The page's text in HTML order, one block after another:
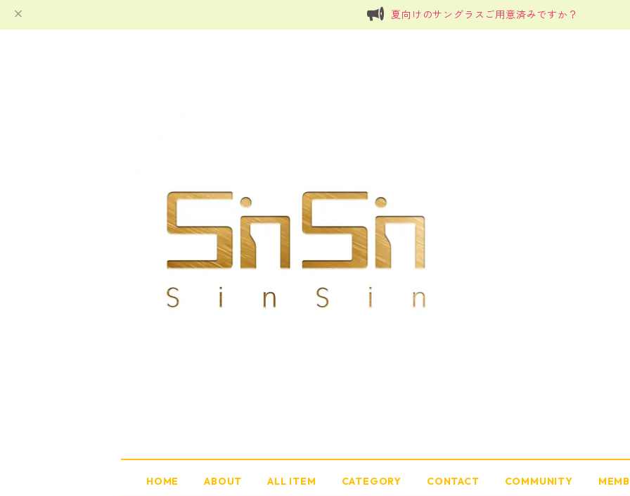
夏向けのサングラスご用意済みですか？
HOME ABOUT ALL ITEM CATEGORY CONTACT COMMUNITY